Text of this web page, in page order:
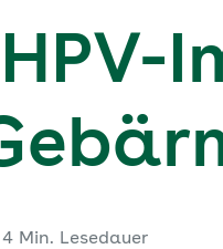
4 Min. Lesedauer